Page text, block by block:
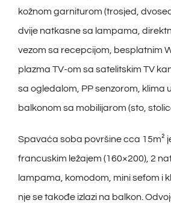
kožnom garniturom (trosjed,
dvije natkasne sa lampama,
vezom sa recepcijom, besplatnim
plazma TV-om sa satelitskim TV
sa ogledalom, PP senzorom, klima
balkonom sa mobilijarom (sto,
Spavaća soba površine cca 15m²
francuskim ležajem (160×200), 2
lampama, komodom, mini sefom i
nje se takođe izlazi na balkon.